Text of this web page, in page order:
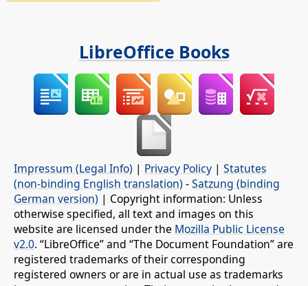
LibreOffice Books
Impressum (Legal Info) | Privacy Policy | Statutes
(non-binding English translation) -Satzung (binding
German version) | Copyright information: Unless
otherwise specified, all text and images on this
website are licensed under the Mozilla Public License
v2.0. “LibreOffice” and “The Document Foundation” are
registered trademarks of their corresponding
registered owners or are in actual use as trademarks